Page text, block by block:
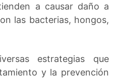
a causar daño a
las bacterias, hongos,
estrategias que
y la prevención